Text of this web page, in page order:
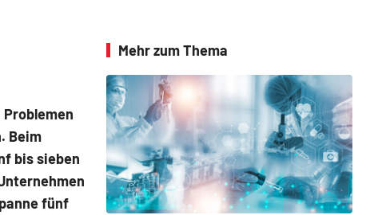
Beim
bis sieben
fünf
Mehr zum Thema